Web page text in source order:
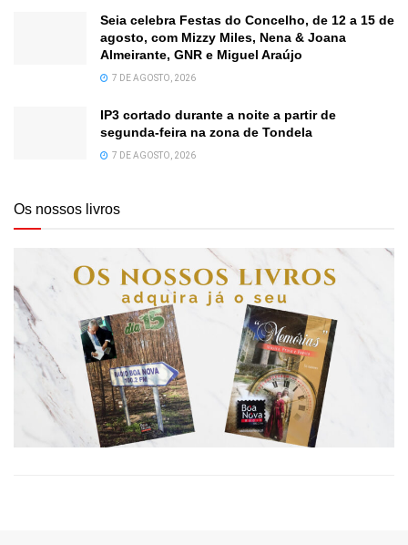
Seia celebra Festas do Concelho, de 12 a 15 de
agosto, com Mizzy Miles, Nena & Joana
Almeirante, GNR e Miguel Araújo
7 DE AGOSTO, 2026
IP3 cortado durante a noite a partir de
segunda-feira na zona de Tondela
7 DE AGOSTO, 2026
Os nossos livros